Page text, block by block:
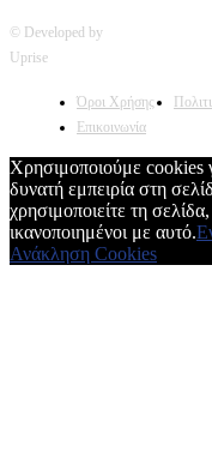
© Developed by
Uprise
Όροι Χρήσης
Επικοινωνία
Χρησιμοποιούμε cookies
δυνατή εμπειρία στη
χρησιμοποιείτε τη
ικανοποιημένοι με αυτό.
Ανάκληση Cookies